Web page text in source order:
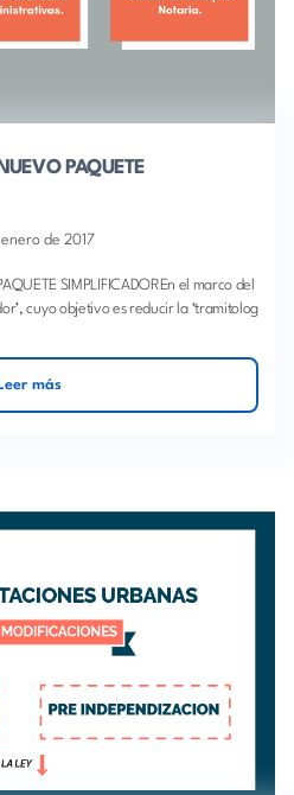
PAQUETE
de 2017
SIMPLIFICADOREn el marco del
cuyo objetivo es reducir la ‘tramitolog
Leer más